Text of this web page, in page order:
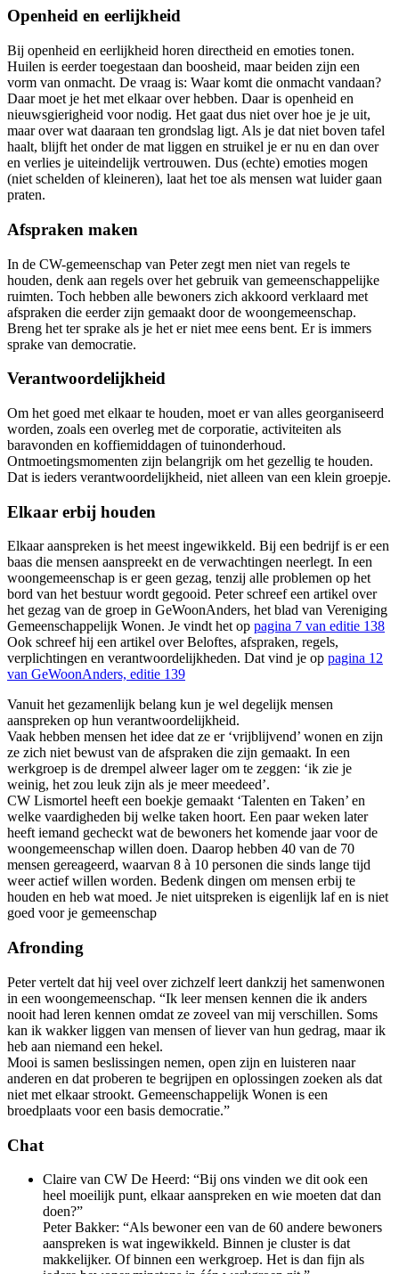
Openheid en eerlijkheid
Bij openheid en eerlijkheid horen directheid en emoties tonen.
Huilen is eerder toegestaan dan boosheid, maar beiden zijn een
vorm van onmacht. De vraag is: Waar komt die onmacht vandaan?
Daar moet je het met elkaar over hebben. Daar is openheid en
nieuwsgierigheid voor nodig. Het gaat dus niet over hoe je je uit,
maar over wat daaraan ten grondslag ligt. Als je dat niet boven tafel
haalt, blijft het onder de mat liggen en struikel je er nu en dan over
en verlies je uiteindelijk vertrouwen. Dus (echte) emoties mogen
(niet schelden of kleineren), laat het toe als mensen wat luider gaan
praten.
Afspraken maken
In de CW-gemeenschap van Peter zegt men niet van regels te
houden, denk aan regels over het gebruik van gemeenschappelijke
ruimten. Toch hebben alle bewoners zich akkoord verklaard met
afspraken die eerder zijn gemaakt door de woongemeenschap.
Breng het ter sprake als je het er niet mee eens bent. Er is immers
sprake van democratie.
Verantwoordelijkheid
Om het goed met elkaar te houden, moet er van alles georganiseerd
worden, zoals een overleg met de corporatie, activiteiten als
baravonden en koffiemiddagen of tuinonderhoud.
Ontmoetingsmomenten zijn belangrijk om het gezellig te houden.
Dat is ieders verantwoordelijkheid, niet alleen van een klein groepje.
Elkaar erbij houden
Elkaar aanspreken is het meest ingewikkeld. Bij een bedrijf is er een
baas die mensen aanspreekt en de verwachtingen neerlegt. In een
woongemeenschap is er geen gezag, tenzij alle problemen op het
bord van het bestuur wordt gegooid. Peter schreef een artikel over
het gezag van de groep in GeWoonAnders, het blad van Vereniging
Gemeenschappelijk Wonen. Je vindt het op pagina 7 van editie 138
Ook schreef hij een artikel over Beloftes, afspraken, regels,
verplichtingen en verantwoordelijkheden. Dat vind je op pagina 12
van GeWoonAnders, editie 139
Vanuit het gezamenlijk belang kun je wel degelijk mensen
aanspreken op hun verantwoordelijkheid.
Vaak hebben mensen het idee dat ze er ‘vrijblijvend’ wonen en zijn
ze zich niet bewust van de afspraken die zijn gemaakt. In een
werkgroep is de drempel alweer lager om te zeggen: ‘ik zie je
weinig, het zou leuk zijn als je meer meedeed’.
CW Lismortel heeft een boekje gemaakt ‘Talenten en Taken’ en
welke vaardigheden bij welke taken hoort. Een paar weken later
heeft iemand gecheckt wat de bewoners het komende jaar voor de
woongemeenschap willen doen. Daarop hebben 40 van de 70
mensen gereageerd, waarvan 8 à 10 personen die sinds lange tijd
weer actief willen worden. Bedenk dingen om mensen erbij te
houden en heb wat moed. Je niet uitspreken is eigenlijk laf en is niet
goed voor je gemeenschap
Afronding
Peter vertelt dat hij veel over zichzelf leert dankzij het samenwonen
in een woongemeenschap. “Ik leer mensen kennen die ik anders
nooit had leren kennen omdat ze zoveel van mij verschillen. Soms
kan ik wakker liggen van mensen of liever van hun gedrag, maar ik
heb aan niemand een hekel.
Mooi is samen beslissingen nemen, open zijn en luisteren naar
anderen en dat proberen te begrijpen en oplossingen zoeken als dat
niet met elkaar strookt. Gemeenschappelijk Wonen is een
broedplaats voor een basis democratie.”
Chat
Claire van CW De Heerd: “Bij ons vinden we dit ook een
heel moeilijk punt, elkaar aanspreken en wie moeten dat dan
doen?”
Peter Bakker: “Als bewoner een van de 60 andere bewoners
aanspreken is wat ingewikkeld. Binnen je cluster is dat
makkelijker. Of binnen een werkgroep. Het is dan fijn als